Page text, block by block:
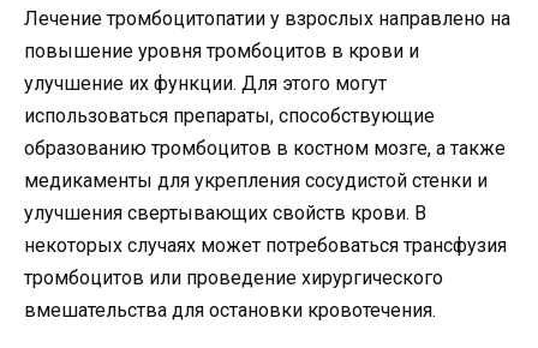
Лечение тромбоцитопатии у взрослых направлено на
повышение уровня тромбоцитов в крови и
улучшение их функции. Для этого могут
использоваться препараты, способствующие
образованию тромбоцитов в костном мозге, а также
медикаменты для укрепления сосудистой стенки и
улучшения свертывающих свойств крови. В
некоторых случаях может потребоваться трансфузия
тромбоцитов или проведение хирургического
вмешательства для остановки кровотечения.